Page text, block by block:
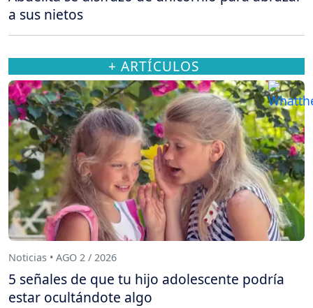
a sus nietos
+ ARTÍCULOS
Noticias • AGO 2 / 2026
5 señales de que tu hijo adolescente podría
estar ocultándote algo